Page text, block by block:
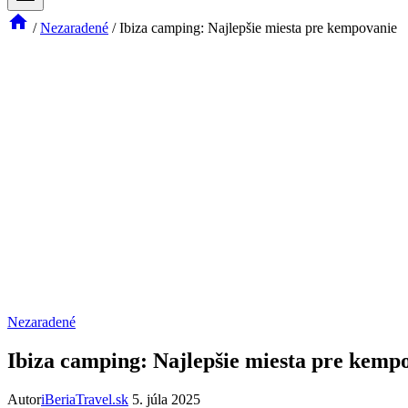
/ Nezaradené / Ibiza camping: Najlepšie miesta pre kempovanie
Nezaradené
Ibiza camping: Najlepšie miesta pre
AutoriBeriaTravel.sk 5. júla 2025